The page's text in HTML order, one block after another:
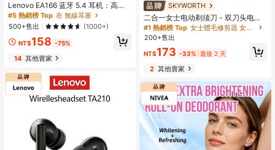
Lenovo EA166 蓝牙 5.4 耳机：高品
质音效、智能通话降噪、IPX5 防水防
汗、超低延迟
#5 熱銷榜 Top 在 無線耳塞
500+售出
(1000+)
NT$158 -75%
14其他賣家
SKYWORTH
二合一女士电动剃须刀 - 双刀头电动
剃须刀 - 防水干湿两用体毛修剪器和
面部脱毛器，适用于比基尼线、腋
下、腿部和手臂
#1 熱銷榜 Top
女士體毛修剪器 女士電動刮鬍刀
200+售出
NT$173 -33% 最後 2 天
2其他賣家